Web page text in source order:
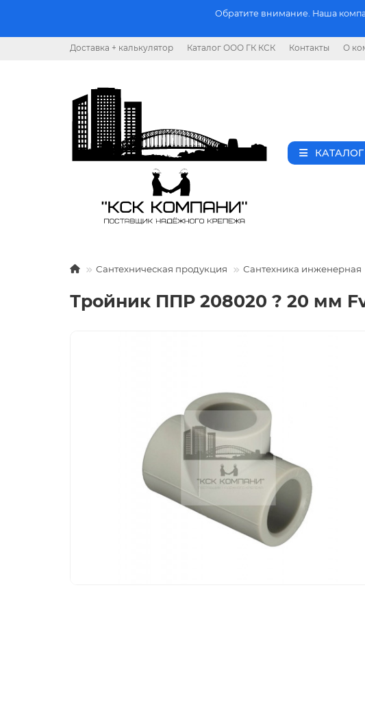
Обратите внимание. Наша
Доставка + калькулятор Каталог ООО ГК КСК Контакты О
КАТАЛОГ
Сантехническая продукция Сантехника инженерная
Тройник ППР 208020 ? 20 мм